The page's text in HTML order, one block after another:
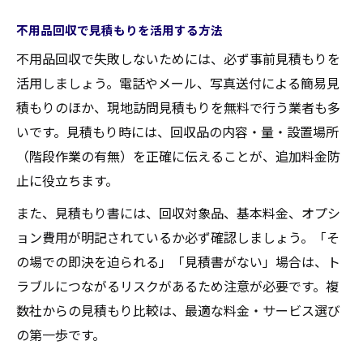
不用品回収で見積もりを活用する方法
不用品回収で失敗しないためには、必ず事前見積もりを
活用しましょう。電話やメール、写真送付による簡易見
積もりのほか、現地訪問見積もりを無料で行う業者も多
いです。見積もり時には、回収品の内容・量・設置場所
（階段作業の有無）を正確に伝えることが、追加料金防
止に役立ちます。
また、見積もり書には、回収対象品、基本料金、オプシ
ョン費用が明記されているか必ず確認しましょう。「そ
の場での即決を迫られる」「見積書がない」場合は、ト
ラブルにつながるリスクがあるため注意が必要です。複
数社からの見積もり比較は、最適な料金・サービス選び
の第一歩です。